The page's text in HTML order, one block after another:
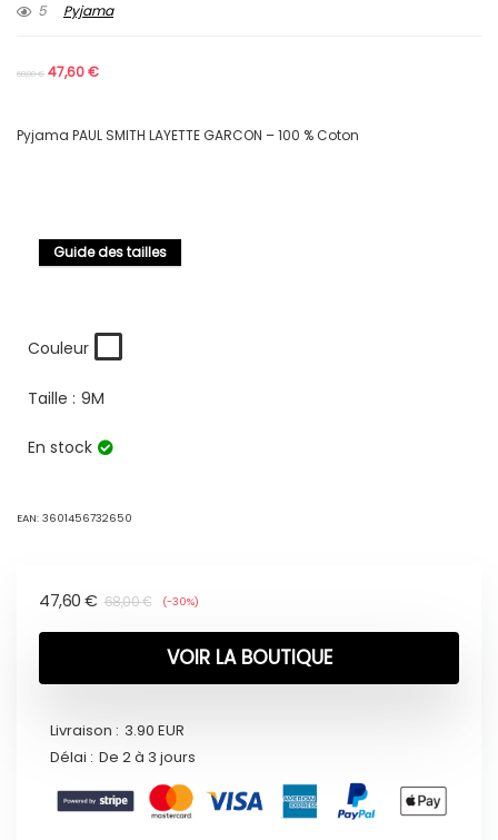
5 Pyjama
68,00€ 47,60€
Pyjama PAUL SMITH LAYETTE GARCON – 100 % Coton
Guide des tailles
Couleur
Taille : 9M
En stock
EAN: 3601456732650
68,00€
47,60 € (-30%)
VOIR LA BOUTIQUE
Livraison : 3.90 EUR
Délai : De 2 à 3 jours